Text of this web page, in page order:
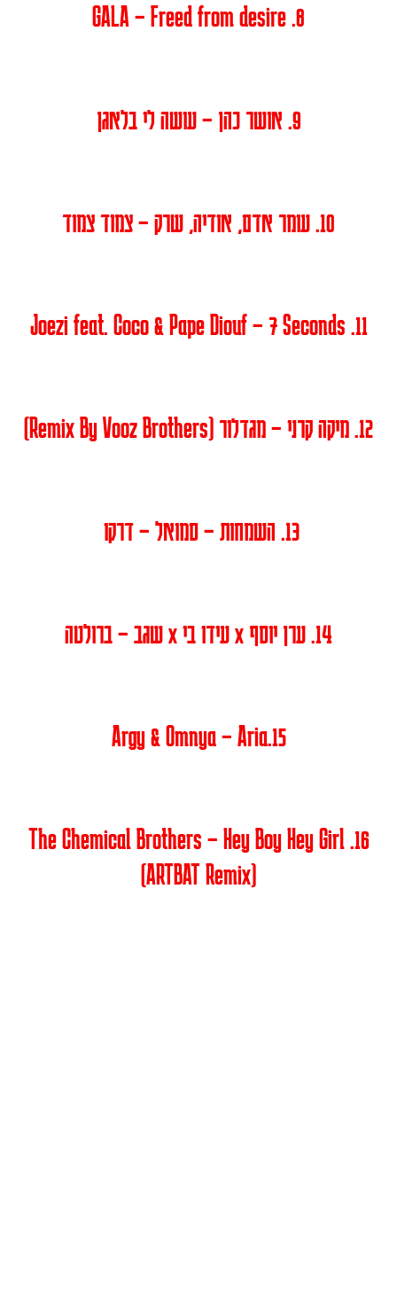
8. GALA – Freed from desire
9. אושר כהן – עושה לי בלאגן
10. עומר אדם, אודיה, שרק – צמוד צמוד
11. Joezi feat. Coco & Pape Diouf – 7 Seconds
12. מיקה קרני – מגדלור (Remix By Vooz Brothers)
13. השמחות – סמואל – דרקו
14. ערן יוסף x עידו בי x שגב – ברולטה
15.Argy & Omnya – Aria
16. The Chemical Brothers – Hey Boy Hey Girl
(ARTBAT Remix)